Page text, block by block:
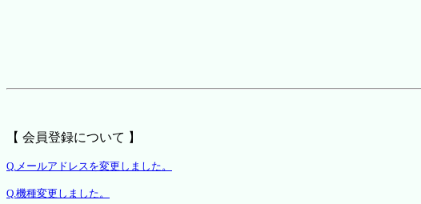
【 会員登録について 】
Q.メールアドレスを変更しました。
Q.機種変更しました。